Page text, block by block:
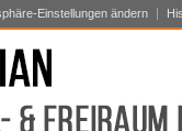
Einstellungen ändern